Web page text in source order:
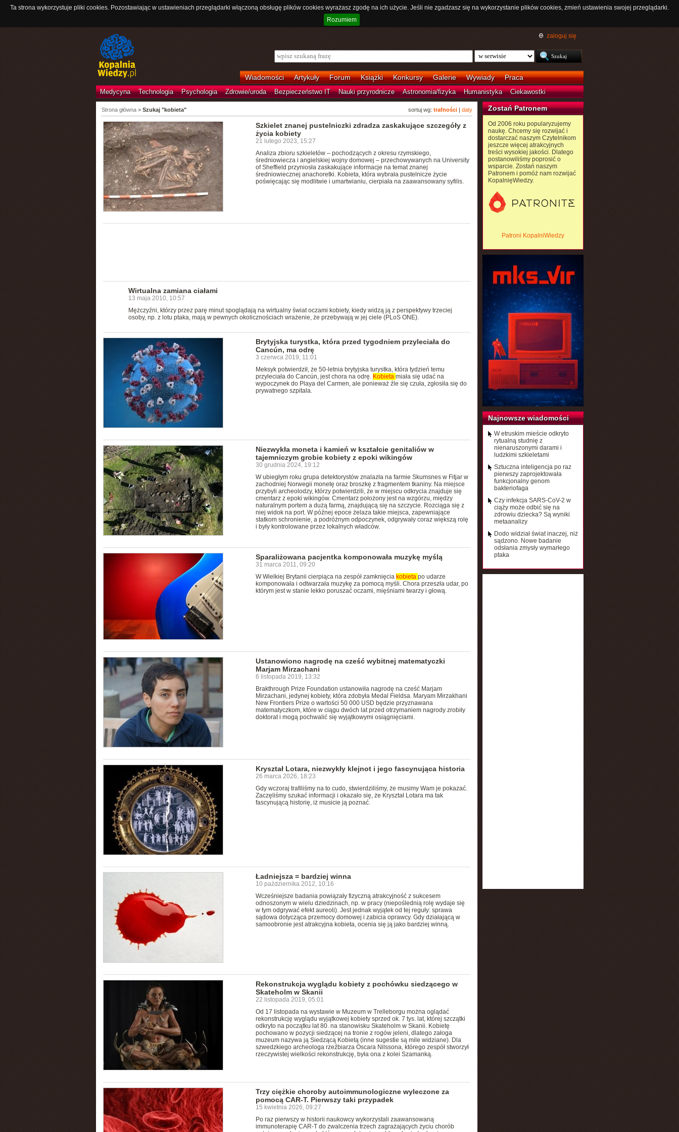
Ta strona wykorzystuje pliki cookies. Pozostawiając w ustawieniach przeglądarki włączoną obsługę plików cookies wyrażasz zgodę na ich użycie. Jeśli nie zgadzasz się na wykorzystanie plików cookies, zmień ustawienia swojej przeglądarki.
Rozumiem
zaloguj się
Wiadomości Artykuły Forum Książki Konkursy Galerie Wywiady Praca
Medycyna Technologia Psychologia Zdrowie/uroda Bezpieczeństwo IT Nauki przyrodnicze Astronomia/fizyka Humanistyka Ciekawostki
sortuj wg: trafności| daty
Strona główna> Szukaj "kobieta"
Szkielet znanej pustelniczki zdradza zaskakujące szczegóły z
życia kobiety
21 lutego 2023, 15:27
Analiza zbioru szkieletów – pochodzących z okresu rzymskiego,
średniowiecza i angielskiej wojny domowej – przechowywanych na University
of Sheffield przyniosła zaskakujące informacje na temat znanej
średniowiecznej anachoretki. Kobieta, która wybrała pustelnicze życie
poświęcając się modlitwie i umartwianiu, cierpiała na zaawansowany syfilis.
Wirtualna zamiana ciałami
13 maja 2010, 10:57
Mężczyźni, którzy przez parę minut spoglądają na wirtualny świat oczami kobiety, kiedy widzą ją z perspektywy trzeciej
osoby, np. z lotu ptaka, mają w pewnych okolicznościach wrażenie, że przebywają w jej ciele (PLoS ONE).
Brytyjska turystka, która przed tygodniem przyleciała do
Cancún, ma odrę
3 czerwca 2019, 11:01
Meksyk potwierdził, że 50-letnia brytyjska turystka, która tydzień temu
przyleciała do Cancún, jest chora na odrę. Kobieta miała się udać na
wypoczynek do Playa del Carmen, ale ponieważ źle się czuła, zgłosiła się do
prywatnego szpitala.
Niezwykła moneta i kamień w kształcie genitaliów w
tajemniczym grobie kobiety z epoki wikingów
30 grudnia 2024, 19:12
W ubiegłym roku grupa detektorystów znalazła na farmie Skumsnes w Fitjar w
zachodniej Norwegii monetę oraz broszkę z fragmentem tkaniny. Na miejsce
przybyli archeolodzy, którzy potwierdzili, że w miejscu odkrycia znajduje się
cmentarz z epoki wikingów. Cmentarz położony jest na wzgórzu, między
naturalnym portem a dużą farmą, znajdującą się na szczycie. Rozciąga się z
niej widok na port. W późnej epoce żelaza takie miejsca, zapewniające
statkom schronienie, a podróżnym odpoczynek, odgrywały coraz większą rolę
i były kontrolowane przez lokalnych władców.
Sparaliżowana pacjentka komponowała muzykę myślą
31 marca 2011, 09:20
W Wielkiej Brytanii cierpiąca na zespół zamknięcia kobieta po udarze
komponowała i odtwarzała muzykę za pomocą myśli. Chora przeszła udar, po
którym jest w stanie lekko poruszać oczami, mięśniami twarzy i głową.
Ustanowiono nagrodę na cześć wybitnej matematyczki
Marjam Mirzachani
6 listopada 2019, 13:32
Brakthrough Prize Foundation ustanowiła nagrodę na cześć Marjam
Mirzachani, jedynej kobiety, która zdobyła Medal Fieldsa. Maryam Mirzakhani
New Frontiers Prize o wartości 50 000 USD będzie przyznawana
matematyczkom, które w ciągu dwóch lat przed otrzymaniem nagrody zrobiły
doktorat i mogą pochwalić się wyjątkowymi osiągnięciami.
Kryształ Lotara, niezwykły klejnot i jego fascynująca historia
26 marca 2026, 18:23
Gdy wczoraj trafiliśmy na to cudo, stwierdziliśmy, że musimy Wam je pokazać.
Zaczęliśmy szukać informacji i okazało się, że Kryształ Lotara ma tak
fascynującą historię, iż musicie ją poznać.
Ładniejsza = bardziej winna
10 października 2012, 10:16
Wcześniejsze badania powiązały fizyczną atrakcyjność z sukcesem
odnoszonym w wielu dziedzinach, np. w pracy (niepoślednią rolę wydaje się
w tym odgrywać efekt aureoli). Jest jednak wyjątek od tej reguły: sprawa
sądowa dotycząca przemocy domowej i zabicia oprawcy. Gdy działającą w
samoobronie jest atrakcyjna kobieta, ocenia się ją jako bardziej winną.
Rekonstrukcja wyglądu kobiety z pochówku siedzącego w
Skateholm w Skanii
22 listopada 2019, 05:01
Od 17 listopada na wystawie w Muzeum w Trelleborgu można oglądać
rekonstrukcję wyglądu wyjątkowej kobiety sprzed ok. 7 tys. lat, której szczątki
odkryto na początku lat 80. na stanowisku Skateholm w Skanii. Kobietę
pochowano w pozycji siedzącej na tronie z rogów jeleni, dlatego załoga
muzeum nazywa ją Siedzącą Kobietą (inne sugestie są mile widziane). Dla
szwedzkiego archeologa rzeźbiarza Oscara Nilssona, którego zespół stworzył
rzeczywistej wielkości rekonstrukcję, była ona z kolei Szamanką.
Trzy ciężkie choroby autoimmunologiczne wyleczone za
pomocą CAR-T. Pierwszy taki przypadek
15 kwietnia 2026, 09:27
Po raz pierwszy w historii naukowcy wykorzystali zaawansowaną
immunoterapię CAR-T do zwalczenia trzech zagrażających życiu chorób
Zostań Patronem
Od 2006 roku popularyzujemy
naukę. Chcemy się rozwijać i
dostarczać naszym Czytelnikom
jeszcze więcej atrakcyjnych
treści wysokiej jakości. Dlatego
postanowiliśmy poprosić o
wsparcie. Zostań naszym
Patronem i pomóż nam rozwijać
KopalnięWiedzy.
Patroni KopalniWiedzy
Najnowsze wiadomości
W etruskim mieście odkryto
rytualną studnię z
nienaruszonymi darami i
ludzkimi szkieletami
Sztuczna inteligencja po raz
pierwszy zaprojektowała
funkcjonalny genom
bakteriofaga
Czy infekcja SARS-CoV-2 w
ciąży może odbić się na
zdrowiu dziecka? Są wyniki
metaanalizy
Dodo widział świat inaczej, niż
sądzono. Nowe badanie
odsłania zmysły wymarłego
ptaka